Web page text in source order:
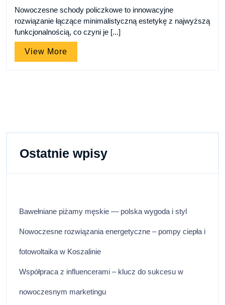
Nowoczesne schody policzkowe to innowacyjne
rozwiązanie łączące minimalistyczną estetykę z najwyższą
funkcjonalnością, co czyni je [...]
View More
More
Ostatnie wpisy
Bawełniane piżamy męskie — polska wygoda i styl
Nowoczesne rozwiązania energetyczne – pompy ciepła i
fotowoltaika w Koszalinie
Współpraca z influencerami – klucz do sukcesu w
nowoczesnym marketingu